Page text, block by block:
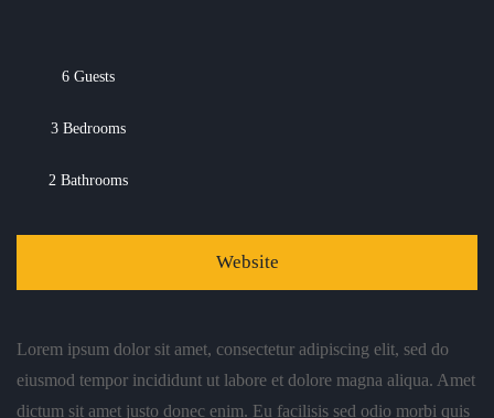
6 Guests
3 Bedrooms
2 Bathrooms
Website
Lorem ipsum dolor sit amet, consectetur adipiscing elit, sed do
eiusmod tempor incididunt ut labore et dolore magna aliqua. Amet
dictum sit amet justo donec enim. Eu facilisis sed odio morbi quis